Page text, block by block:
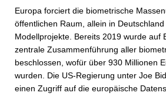
Europa forciert die biometrische
öffentlichen Raum, allein in
Modellprojekte. Bereits 2019 wurde auf
zentrale Zusammenführung aller
beschlossen, wofür über 930 Millionen
wurden. Die US-Regierung unter Joe
einen Zugriff auf die europäische